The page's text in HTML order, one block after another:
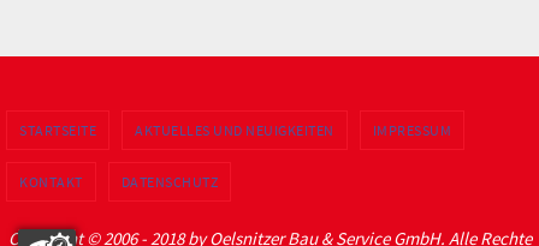
STARTSEITE AKTUELLES UND NEUIGKEITEN IMPRESSUM
KONTAKT DATENSCHUTZ
Copyright © 2006 - 2018 by Oelsnitzer Bau & Service GmbH. Alle Rechte